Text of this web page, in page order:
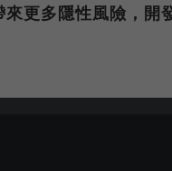
更多隱性風險，開